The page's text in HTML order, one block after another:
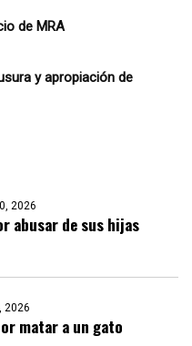
de MRA
y apropiación de
2026
abusar de sus hijas
2026
matar a un gato